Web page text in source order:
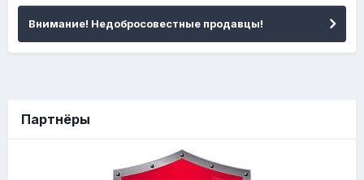
Внимание! Недобросовестные продавцы!
Партнёры